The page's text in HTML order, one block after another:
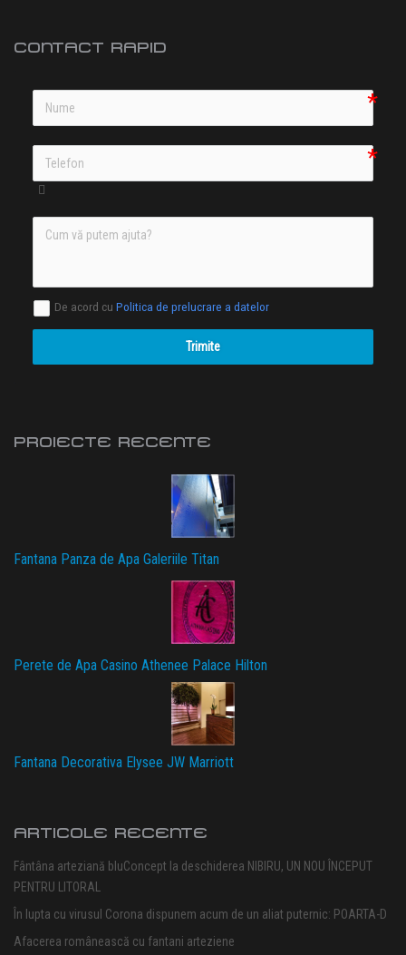
CONTACT RAPID
De acord cu Politica de prelucrare a datelor
Trimite
PROIECTE RECENTE
Fantana Panza de Apa Galeriile Titan
Perete de Apa Casino Athenee Palace Hilton
Fantana Decorativa Elysee JW Marriott
ARTICOLE RECENTE
Fântâna arteziană bluConcept la deschiderea NIBIRU, UN NOU ÎNCEPUT
PENTRU LITORAL
În lupta cu virusul Corona dispunem acum de un aliat puternic: POARTA-D
Afacerea românească cu fantani arteziene